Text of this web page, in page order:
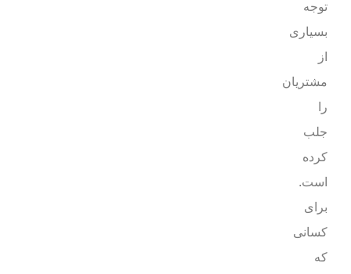
توجه
بسیاری
از
مشتریان
را
جلب
کرده
است.
برای
کسانی
که